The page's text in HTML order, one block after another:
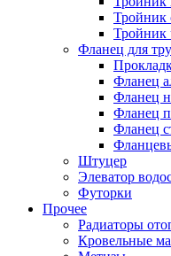
Тройник
Тройник
Фланец для
Фланец
Фланец
Фланец
Фланец
Штуцер
Элеватор
Футорки
Прочее
Радиаторы
Кровельные